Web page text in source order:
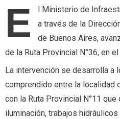
E
l Ministerio de
a través de la
de Buenos Aires,
de la Ruta Provincial N°36, en
La intervención se desarrolla a
comprendido entre la localidad
con la Ruta Provincial N°11
iluminación, trabajos